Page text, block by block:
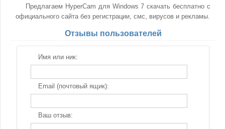
Предлагаем HyperCam для Windows 7 скачать бесплатно с
официального сайта без регистрации, смс, вирусов и рекламы.
Отзывы пользователей
Имя или ник:
Email (почтовый ящик):
Ваш отзыв: